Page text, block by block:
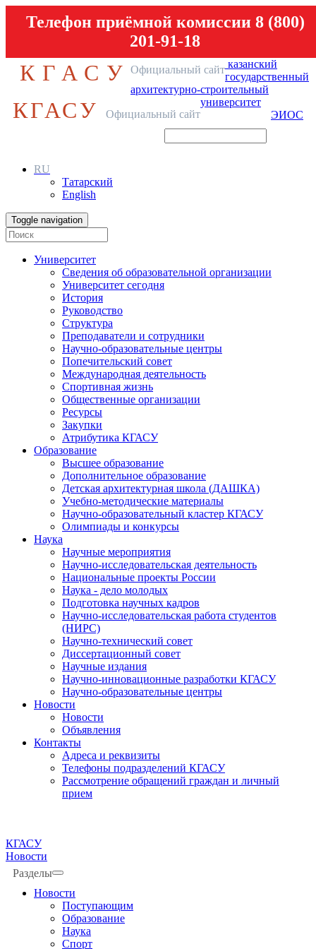
Телефон приёмной комиссии 8 (800)
201-91-18
КГАСУ Официальный сайт казанский
государственный
архитектурно-строительный
университет
КГАСУ Официальный сайт ЭИОС
RU
Татарский
English
Toggle navigation
Университет
Сведения об образовательной организации
Университет сегодня
История
Руководство
Структура
Преподаватели и сотрудники
Научно-образовательные центры
Попечительский совет
Международная деятельность
Спортивная жизнь
Общественные организации
Ресурсы
Закупки
Атрибутика КГАСУ
Образование
Высшее образование
Дополнительное образование
Детская архитектурная школа (ДАШКА)
Учебно-методические материалы
Научно-образовательный кластер КГАСУ
Олимпиады и конкурсы
Наука
Научные мероприятия
Научно-исследовательская деятельность
Национальные проекты России
Наука - дело молодых
Подготовка научных кадров
Научно-исследовательская работа студентов
(НИРС)
Научно-технический совет
Диссертационный совет
Научные издания
Научно-инновационные разработки КГАСУ
Научно-образовательные центры
Новости
Новости
Объявления
Контакты
Адреса и реквизиты
Телефоны подразделений КГАСУ
Рассмотрение обращений граждан и личный
прием
КГАСУ
Новости
Разделы
Новости
Поступающим
Образование
Наука
Спорт